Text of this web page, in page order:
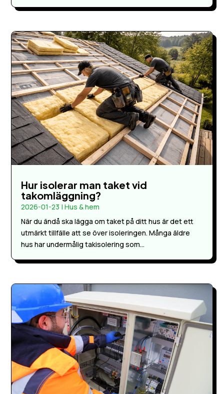
Hur isolerar man taket vid
takomläggning?
2026-01-23 |Hus & hem
När du ändå ska lägga om taket på ditt hus är det ett
utmärkt tillfälle att se över isoleringen. Många äldre
hus har undermålig takisolering som...